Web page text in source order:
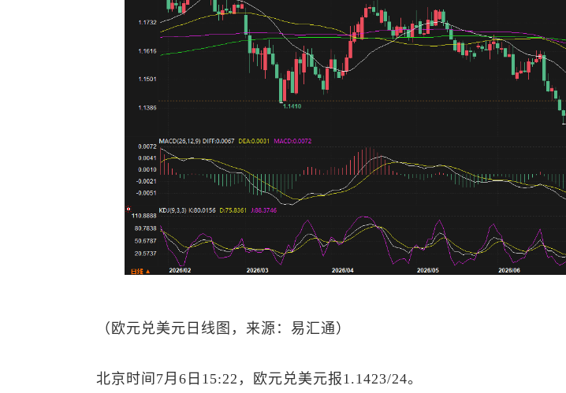
（ 欧元兑美元 日线图，来源：易汇通）
北京时间7月6日15:22， 欧元兑美元报1.1423/24。